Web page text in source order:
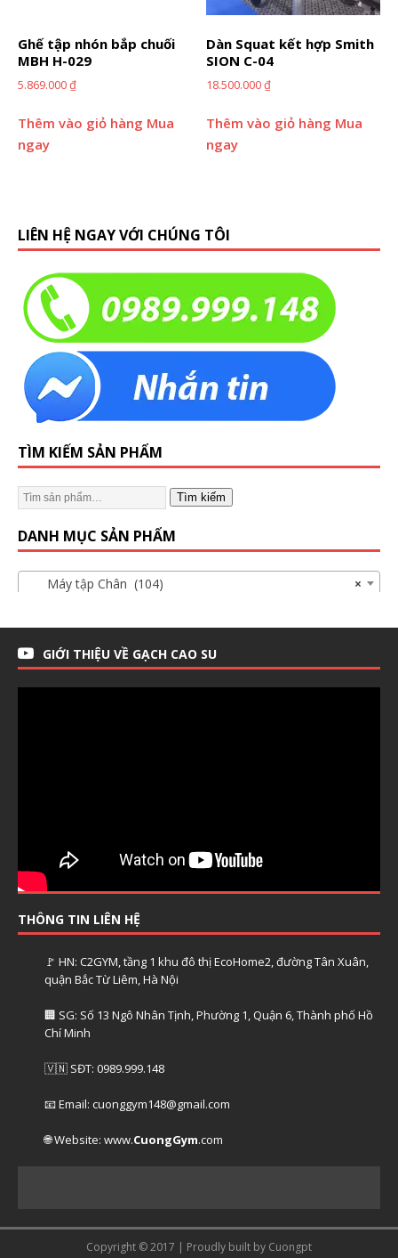
Ghế tập nhón bắp chuối
MBH H-029
5.869.000₫
Thêm vào giỏ hàng Mua
ngay
Dàn Squat kết hợp Smith
SION C-04
18.500.000₫
Thêm vào giỏ hàng Mua
ngay
LIÊN HỆ NGAY VỚI CHÚNG TÔI
TÌM KIẾM SẢN PHẨM
Tìm kiếm
DANH MỤC SẢN PHẨM
×
Máy tập Chân (104)
GIỚI THIỆU VỀ GẠCH CAO SU
THÔNG TIN LIÊN HỆ
🚩 HN: C2GYM, tầng 1 khu đô thị EcoHome2, đường Tân Xuân,
quận Bắc Từ Liêm, Hà Nội
🏢 SG: Số 13 Ngô Nhân Tịnh, Phường 1, Quận 6, Thành phố Hồ
Chí Minh
🇻🇳 SĐT: 0989.999.148
📧 Email: cuonggym148@gmail.com
🌐 Website: www.CuongGym.com
Copyright © 2017 | Proudly built by Cuongpt